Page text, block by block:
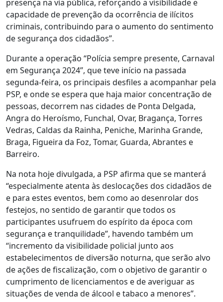
presença na via pública, reforçando a visibilidade e
capacidade de prevenção da ocorrência de ilícitos
criminais, contribuindo para o aumento do sentimento
de segurança dos cidadãos”.
Durante a operação “Polícia sempre presente, Carnaval
em Segurança 2024”, que teve início na passada
segunda-feira, os principais desfiles a acompanhar pela
PSP, e onde se espera que haja maior concentração de
pessoas, decorrem nas cidades de Ponta Delgada,
Angra do Heroísmo, Funchal, Ovar, Bragança, Torres
Vedras, Caldas da Rainha, Peniche, Marinha Grande,
Braga, Figueira da Foz, Tomar, Guarda, Abrantes e
Barreiro.
Na nota hoje divulgada, a PSP afirma que se manterá
“especialmente atenta às deslocações dos cidadãos de
e para estes eventos, bem como ao desenrolar dos
festejos, no sentido de garantir que todos os
participantes usufruem do espírito da época com
segurança e tranquilidade”, havendo também um
“incremento da visibilidade policial junto aos
estabelecimentos de diversão noturna, que serão alvo
de ações de fiscalização, com o objetivo de garantir o
cumprimento de licenciamentos e de averiguar as
situações de venda de álcool e tabaco a menores”.